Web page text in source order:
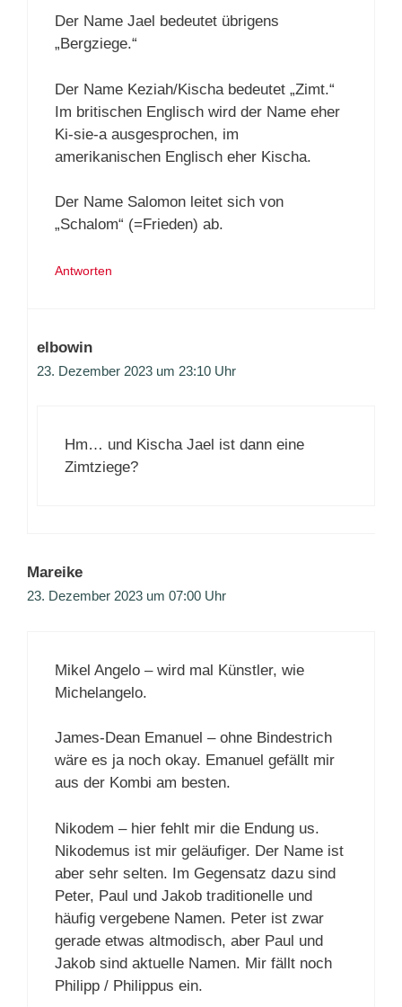
Der Name Jael bedeutet übrigens
„Bergziege.“
Der Name Keziah/Kischa bedeutet „Zimt.“
Im britischen Englisch wird der Name eher
Ki-sie-a ausgesprochen, im
amerikanischen Englisch eher Kischa.
Der Name Salomon leitet sich von
„Schalom“ (=Frieden) ab.
Antworten
elbowin
23. Dezember 2023 um 23:10 Uhr
Hm… und Kischa Jael ist dann eine
Zimtziege?
Mareike
23. Dezember 2023 um 07:00 Uhr
Mikel Angelo – wird mal Künstler, wie
Michelangelo.
James-Dean Emanuel – ohne Bindestrich
wäre es ja noch okay. Emanuel gefällt mir
aus der Kombi am besten.
Nikodem – hier fehlt mir die Endung us.
Nikodemus ist mir geläufiger. Der Name ist
aber sehr selten. Im Gegensatz dazu sind
Peter, Paul und Jakob traditionelle und
häufig vergebene Namen. Peter ist zwar
gerade etwas altmodisch, aber Paul und
Jakob sind aktuelle Namen. Mir fällt noch
Philipp / Philippus ein.